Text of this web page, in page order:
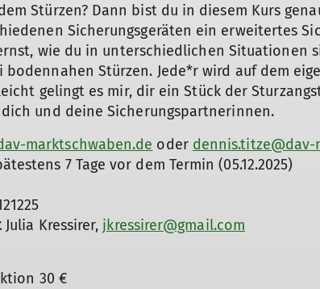
Stürzen? Dann bist du in diesem Kurs
Sicherungsgeräten ein erweitertes
wie du in unterschiedlichen Situationen
bodennahen Stürzen. Jede*r wird auf dem
gelingt es mir, dir ein Stück der
und deine Sicherungspartnerinnen.
marktschwaben.de oder
7 Tage vor dem Termin (05.12.2025)
Julia Kressirer, jkressirer@gmail.com
30 €